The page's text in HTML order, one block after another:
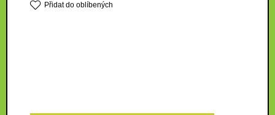
Přidat do oblíbených